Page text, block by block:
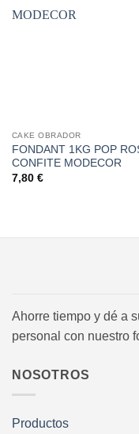
CAKE OBRADOR
FONDANT 1KG POP
CONFITE MODECOR
7,80 €
Ahorre tiempo y dé a
personal con nuestro
NOSOTROS
Productos